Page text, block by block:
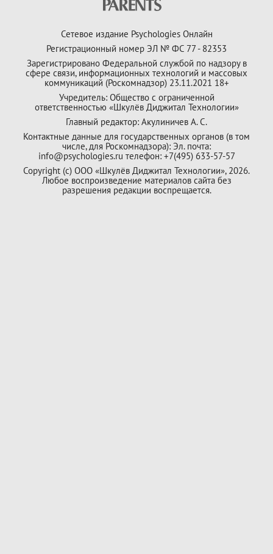
Сетевое издание Psychologies Онлайн
Регистрационный номер ЭЛ № ФС 77 - 82353
Зарегистрировано Федеральной службой по надзору в
сфере связи, информационных технологий и массовых
коммуникаций (Роскомнадзор) 23.11.2021 18+
Учредитель: Общество с ограниченной
ответственностью «Шкулёв Диджитал Технологии»
Главный редактор: Акулиничев А. С.
Контактные данные для государственных органов (в том
числе, для Роскомнадзора): Эл. почта:
info@psychologies.ru телефон: +7(495) 633-57-57
Copyright (с) ООО «Шкулёв Диджитал Технологии», 2026.
Любое воспроизведение материалов сайта без
разрешения редакции воспрещается.